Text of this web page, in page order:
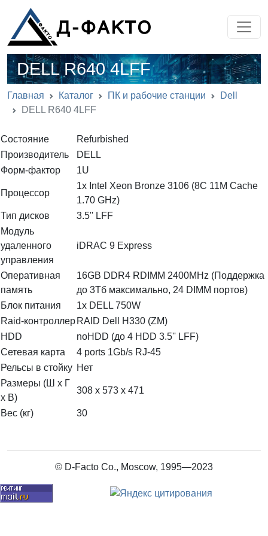
DELL R640 4LFF
Главная Каталог ПК и рабочие станции
Dell
DELL R640 4LFF
Состояние
Refurbished
Производитель
DELL
Форм-фактор
1U
Процессор
1x Intel Xeon Bronze 3106 (8C 11M Cache
1.70 GHz)
Тип дисков
3.5'' LFF
Модуль
удаленного
управления
iDRAC 9 Express
Оперативная
память
16GB DDR4 RDIMM 2400MHz (Поддержка
до 3Тб максимально, 24 DIMM портов)
Блок питания
1x DELL 750W
Raid-контроллер RAID Dell H330 (ZM)
HDD
noHDD (до 4 HDD 3.5'' LFF)
Сетевая карта
4 ports 1Gb/s RJ-45
Рельсы в стойку Нет
Размеры (Ш х Г
х В)
308 x 573 x 471
Вес (кг) 30
© D-Facto Co., Moscow, 1995—2023